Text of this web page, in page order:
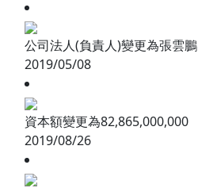
公司法人(負責人)變更為張雲鵬
2019/05/08
資本額變更為82,865,000,000
2019/08/26